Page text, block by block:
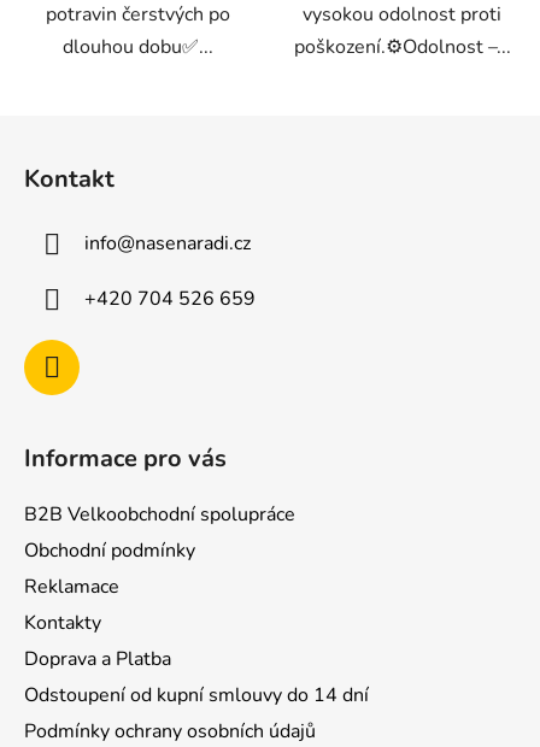
potravin čerstvých po
dlouhou dobu✅...
vysokou odolnost proti
poškození.⚙️Odolnost –...
Kontakt
info@nasenaradi.cz
+420 704 526 659
Informace pro vás
B2B Velkoobchodní spolupráce
Obchodní podmínky
Reklamace
Kontakty
Doprava a Platba
Odstoupení od kupní smlouvy do 14 dní
Podmínky ochrany osobních údajů